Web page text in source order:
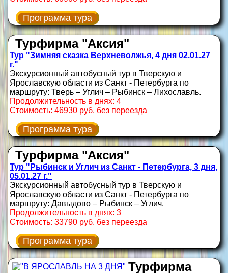
Программа тура
Турфирма "Аксия"
Тур "Зимняя сказка Верхневолжья, 4 дня 02.01.27
г."
Экскурсионный автобусный тур в Тверскую и
Ярославскую области из Санкт - Петербурга по
маршруту: Тверь – Углич – Рыбинск – Лихославль.
Продолжительность в днях: 4
Стоимость: 46930 руб. без переезда
Программа тура
Турфирма "Аксия"
Тур "Рыбинск и Углич из Санкт - Петербурга, 3 дня,
05.01.27 г."
Экскурсионный автобусный тур в Тверскую и
Ярославскую области из Санкт - Петербурга по
маршруту: Давыдово – Рыбинск – Углич.
Продолжительность в днях: 3
Стоимость: 33790 руб. без переезда
Программа тура
Турфирма